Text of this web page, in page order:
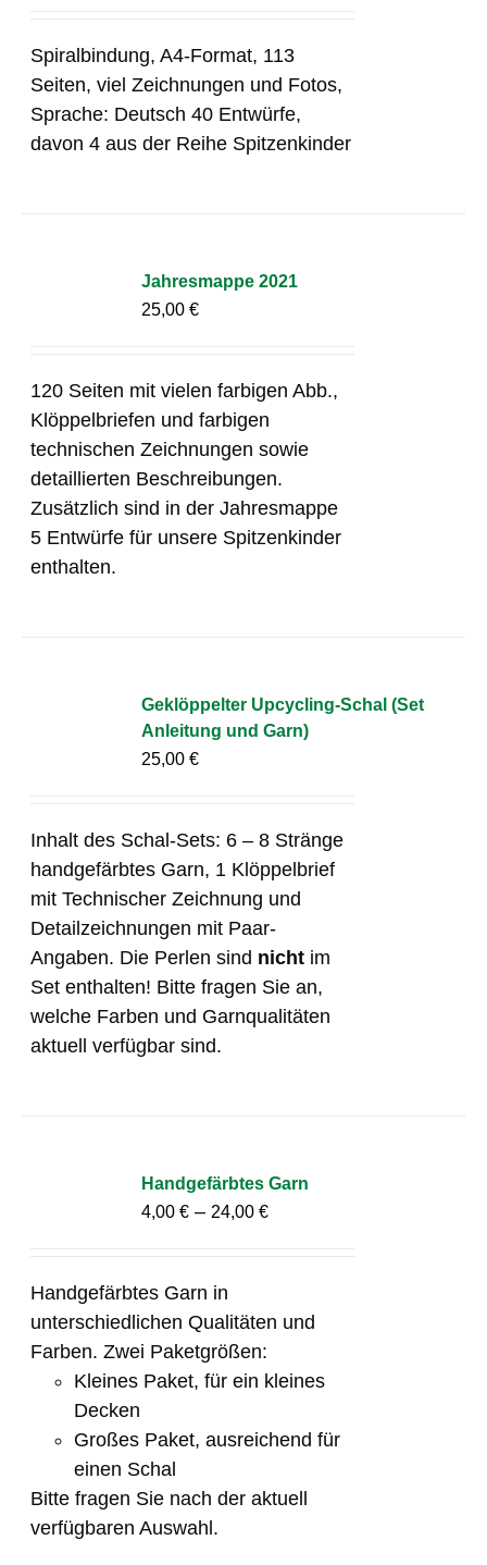
Spiralbindung, A4-Format, 113
Seiten, viel Zeichnungen und Fotos,
Sprache: Deutsch 40 Entwürfe,
davon 4 aus der Reihe Spitzenkinder
Jahresmappe 2021
25,00€
120 Seiten mit vielen farbigen Abb.,
Klöppelbriefen und farbigen
technischen Zeichnungen sowie
detaillierten Beschreibungen.
Zusätzlich sind in der Jahresmappe
5 Entwürfe für unsere Spitzenkinder
enthalten.
Geklöppelter Upcycling-Schal (Set
Anleitung und Garn)
25,00€
Inhalt des Schal-Sets: 6 – 8 Stränge
handgefärbtes Garn, 1 Klöppelbrief
mit Technischer Zeichnung und
Detailzeichnungen mit Paar-
Angaben. Die Perlen sind nicht im
Set enthalten! Bitte fragen Sie an,
welche Farben und Garnqualitäten
aktuell verfügbar sind.
Handgefärbtes Garn
4,00€ – 24,00€
Handgefärbtes Garn in
unterschiedlichen Qualitäten und
Farben. Zwei Paketgrößen:
Kleines Paket, für ein kleines
Decken
Großes Paket, ausreichend für
einen Schal
Bitte fragen Sie nach der aktuell
verfügbaren Auswahl.